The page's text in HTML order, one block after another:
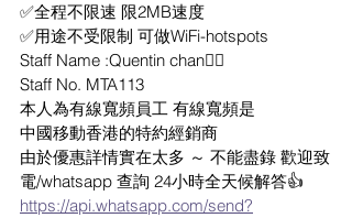
✅全程不限速 限2MB速度
✅用途不受限制 可做WiFi-hotspots
Staff Name :Quentin chan💁‍♂️
Staff No. MTA113
本人為有線寬頻員工 有線寬頻是
中國移動香港的特約經銷商
由於優惠詳情實在太多 ～ 不能盡錄 歡迎致
電/whatsapp 查詢 24小時全天候解答👍
https://api.whatsapp.com/send?